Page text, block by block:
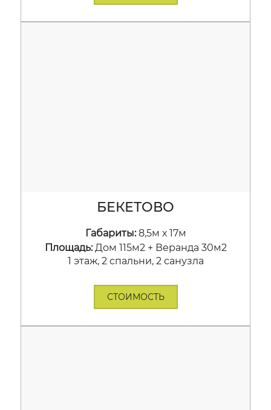
БЕКЕТОВО
Габариты:8,5м х 17м
Площадь:Дом 115м2 + Веранда 30м2
1 этаж, 2 спальни, 2 санузла
СТОИМОСТЬ